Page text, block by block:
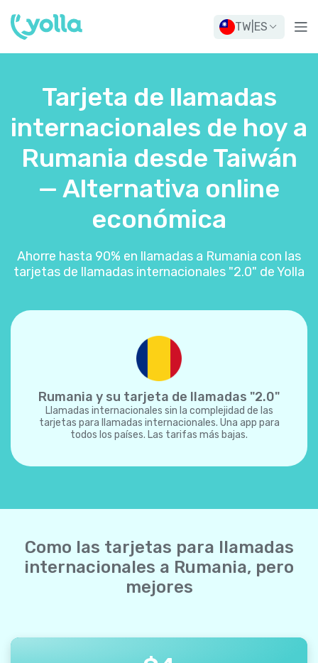
TW ES
Tarjeta de llamadas
internacionales de hoy a
Rumania desde Taiwán
— Alternativa online
económica
Ahorre hasta 90% en llamadas a Rumania con las
tarjetas de llamadas internacionales "2.0" de Yolla
Rumania y su tarjeta de llamadas "2.0"
Llamadas internacionales sin la complejidad de las
tarjetas para llamadas internacionales. Una app para
todos los países. Las tarifas más bajas.
Como las tarjetas para llamadas
internacionales a Rumania, pero
mejores